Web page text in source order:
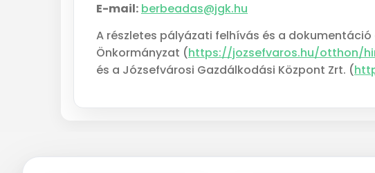
E-mail: berbeadas@jgk.hu
A részletes pályázati felhívás és a
Önkormányzat (https://jozsefvaros.hu/otthon/
és a Józsefvárosi Gazdálkodási Központ Zrt. (